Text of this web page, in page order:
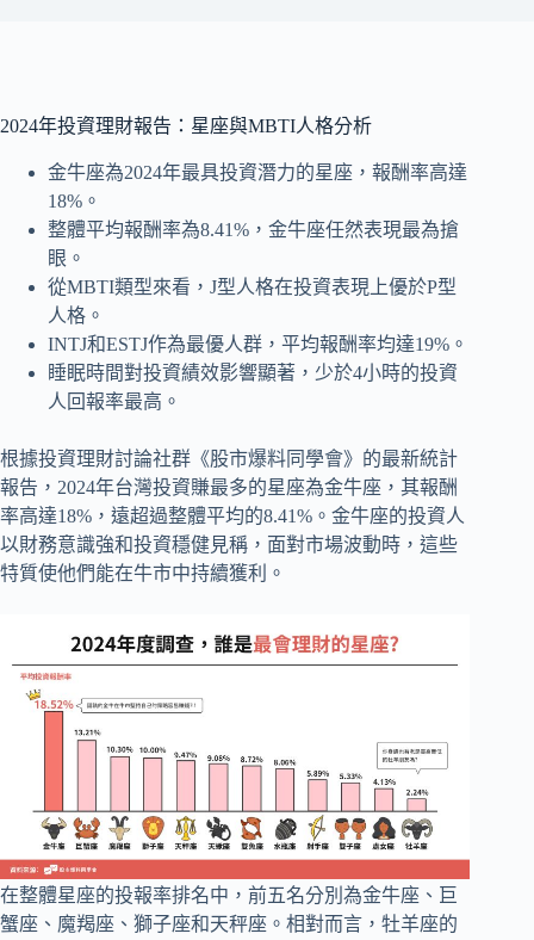
2024年投資理財報告：星座與MBTI人格分析
金牛座為2024年最具投資潛力的星座，報酬率高達
18%。
整體平均報酬率為8.41%，金牛座任然表現最為搶
眼。
從MBTI類型來看，J型人格在投資表現上優於P型
人格。
INTJ和ESTJ作為最優人群，平均報酬率均達19%。
睡眠時間對投資績效影響顯著，少於4小時的投資
人回報率最高。
根據投資理財討論社群《股市爆料同學會》的最新統計
報告，2024年台灣投資賺最多的星座為金牛座，其報酬
率高達18%，遠超過整體平均的8.41%。金牛座的投資人
以財務意識強和投資穩健見稱，面對市場波動時，這些
特質使他們能在牛市中持續獲利。
在整體星座的投報率排名中，前五名分別為金牛座、巨
蟹座、魔羯座、獅子座和天秤座。相對而言，牡羊座的